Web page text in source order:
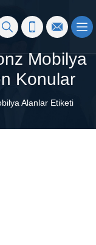
Mobilya
Konular
Alanlar Etiketi